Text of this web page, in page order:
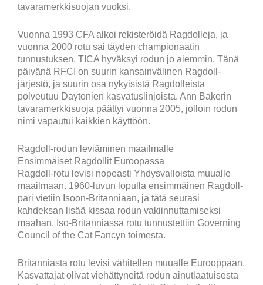
tavaramerkkisuojan vuoksi.
Vuonna 1993 CFA alkoi rekisteröidä Ragdolleja, ja
vuonna 2000 rotu sai täyden championaatin
tunnustuksen. TICA hyväksyi rodun jo aiemmin. Tänä
päivänä RFCI on suurin kansainvälinen Ragdoll-
järjestö, ja suurin osa nykyisistä Ragdolleista
polveutuu Daytonien kasvatuslinjoista. Ann Bakerin
tavaramerkkisuoja päättyi vuonna 2005, jolloin rodun
nimi vapautui kaikkien käyttöön.
Ragdoll-rodun leviäminen maailmalle
Ensimmäiset Ragdollit Euroopassa
Ragdoll-rotu levisi nopeasti Yhdysvalloista muualle
maailmaan. 1960-luvun lopulla ensimmäinen Ragdoll-
pari vietiin Isoon-Britanniaan, ja tätä seurasi
kahdeksan lisää kissaa rodun vakiinnuttamiseksi
maahan. Iso-Britanniassa rotu tunnustettiin Governing
Council of the Cat Fancyn toimesta.
Britanniasta rotu levisi vähitellen muualle Eurooppaan.
Kasvattajat olivat viehättyneitä rodun ainutlaatuisesta